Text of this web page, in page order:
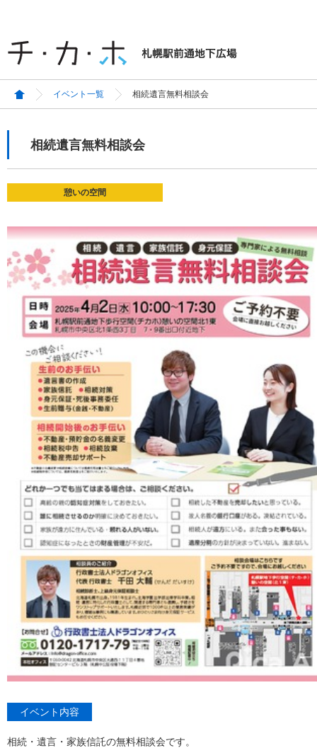
イベント一覧 相続遺言無料相談会
相続遺言無料相談会
憩いの空間
イベント内容
相続・遺言・家族信託の無料相談会です。